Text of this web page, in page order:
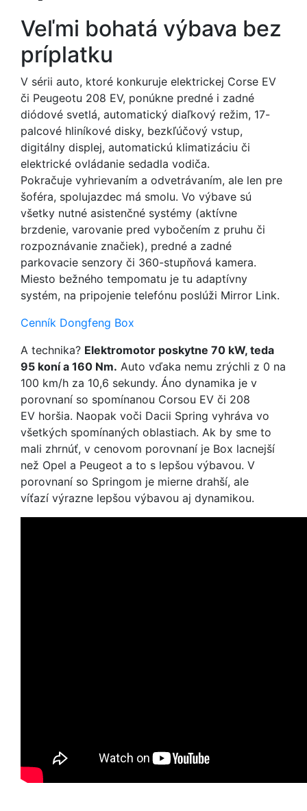
Veľmi bohatá výbava bez
príplatku
V sérii auto, ktoré konkuruje elektrickej Corse EV
či Peugeotu 208 EV, ponúkne predné i zadné
diódové svetlá, automatický diaľkový režim, 17-
palcové hliníkové disky, bezkľúčový vstup,
digitálny displej, automatickú klimatizáciu či
elektrické ovládanie sedadla vodiča.
Pokračuje vyhrievaním a odvetrávaním, ale len pre
šoféra, spolujazdec má smolu. Vo výbave sú
všetky nutné asistenčné systémy (aktívne
brzdenie, varovanie pred vybočením z pruhu či
rozpoznávanie značiek), predné a zadné
parkovacie senzory či 360-stupňová kamera.
Miesto bežného tempomatu je tu adaptívny
systém, na pripojenie telefónu poslúži Mirror Link.
Cenník Dongfeng Box
A technika? Elektromotor poskytne 70 kW, teda
95 koní a 160 Nm. Auto vďaka nemu zrýchli z 0 na
100 km/h za 10,6 sekundy. Áno dynamika je v
porovnaní so spomínanou Corsou EV či 208
EV horšia. Naopak voči Dacii Spring vyhráva vo
všetkých spomínaných oblastiach. Ak by sme to
mali zhrnúť, v cenovom porovnaní je Box lacnejší
než Opel a Peugeot a to s lepšou výbavou. V
porovnaní so Springom je mierne drahší, ale
víťazí výrazne lepšou výbavou aj dynamikou.